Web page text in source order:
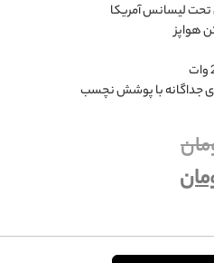
لیسانس آمریکا
هواپز
جداگانه با پوشش نچسب